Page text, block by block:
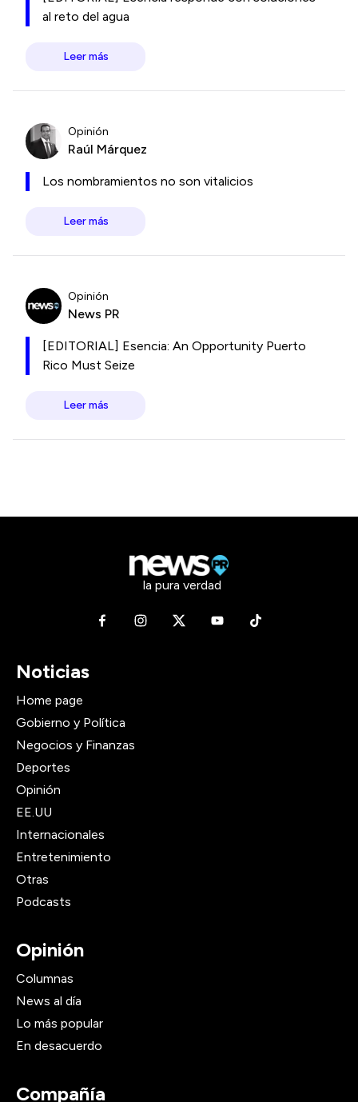
al reto del agua
Leer más
Opinión
Raúl Márquez
Los nombramientos no son vitalicios
Leer más
Opinión
News PR
[EDITORIAL] Esencia: An Opportunity Puerto
Rico Must Seize
Leer más
la pura verdad
Noticias
Home page
Gobierno y Política
Negocios y Finanzas
Deportes
Opinión
EE.UU
Internacionales
Entretenimiento
Otras
Podcasts
Opinión
Columnas
News al día
Lo más popular
En desacuerdo
Compañía